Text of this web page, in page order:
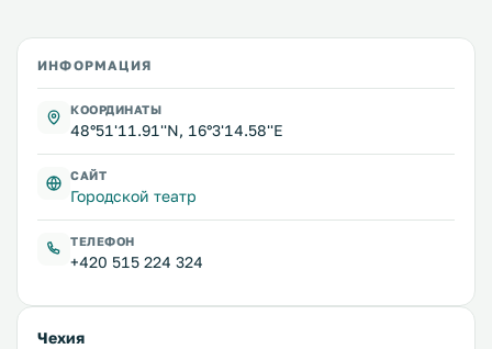
ИНФОРМАЦИЯ
КООРДИНАТЫ
48°51'11.91''N, 16°3'14.58''E
САЙТ
Городской театр
ТЕЛЕФОН
+420 515 224 324
Чехия